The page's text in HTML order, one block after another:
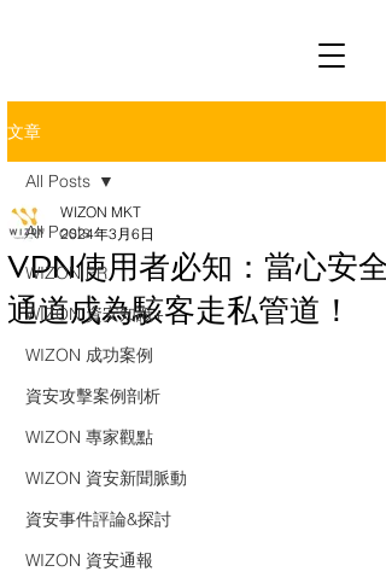
文章
All Posts
WIZON PR
WIZON 資安知識+
WIZON 成功案例
資安攻擊案例剖析
WIZON 專家觀點
WIZON 資安新聞脈動
資安事件評論&探討
WIZON 資安通報
All Posts
VPN使用者必知：當心安全
通道成為駭客走私管道！
WIZON MKT
2024年3月6日